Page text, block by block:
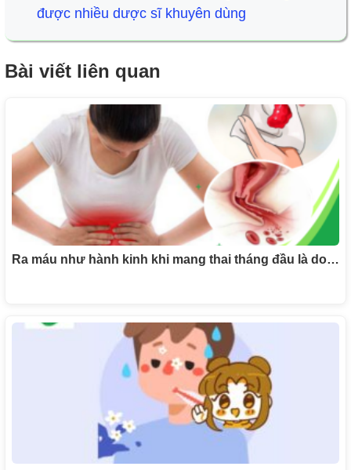
được nhiều dược sĩ khuyên dùng
Bài viết liên quan
Ra máu như hành kinh khi mang thai tháng đầu là do…